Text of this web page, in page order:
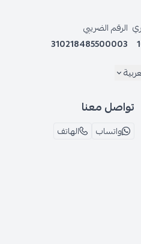
الرقم الضريبي
310218485500003
تواصل معنا
واتساب الهاتف